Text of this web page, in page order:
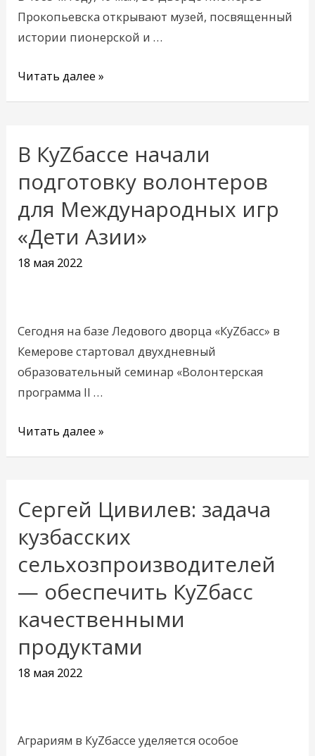
Прокопьевска открывают музей, посвященный
истории пионерской и …
Читать далее »
В КуZбассе начали
подготовку волонтеров
для Международных игр
«Дети Азии»
18 мая 2022
Сегодня на базе Ледового дворца «КуZбасс» в
Кемерове стартовал двухдневный
образовательный семинар «Волонтерская
программа II …
В
КуZбассе
начали
подготовку
волонтеров
для
Международных
Азии»
Читать далее »
Сергей Цивилев: задача
кузбасских
сельхозпроизводителей
— обеспечить КуZбасс
качественными
продуктами
18 мая 2022
Аграриям в КуZбассе уделяется особое
Сергей
Цивилев:
задача
кузбасских
сельхозпроизводителей
обеспечить
КуZбасс
качественными